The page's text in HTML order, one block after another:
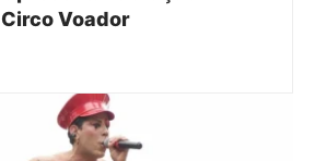
Voador